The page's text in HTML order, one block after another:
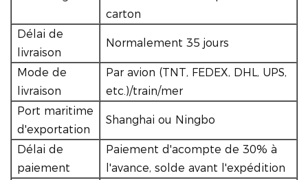
carton
Délai de
livraison
Normalement 35 jours
Mode de
livraison
Par avion (TNT, FEDEX, DHL, UPS,
etc.)/train/mer
Port maritime
d'exportation
Shanghai ou Ningbo
Délai de
paiement
Paiement d'acompte de 30% à
l'avance, solde avant l'expédition